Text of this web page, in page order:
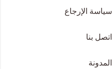
سياسة الإرجاع
اتصل بنا
المدونة